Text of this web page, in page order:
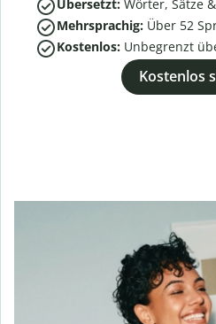
Übersetzt: Wörter, Sätze
Mehrsprachig: Über 52
Kostenlos: Unbegrenzt
Kostenlos